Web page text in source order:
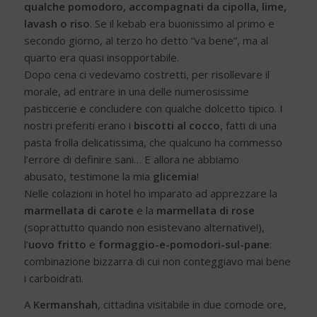
qualche pomodoro, accompagnati da cipolla, lime,
lavash o riso. Se il kebab era buonissimo al primo e
secondo giorno, al terzo ho detto ”va bene”, ma al
quarto era quasi insopportabile.
Dopo cena ci vedevamo costretti, per risollevare il
morale, ad entrare in una delle numerosissime
pasticcerie e concludere con qualche dolcetto tipico. I
nostri preferiti erano i biscotti al cocco, fatti di una
pasta frolla delicatissima, che qualcuno ha commesso
l’errore di definire sani… E allora ne abbiamo
abusato, testimone la mia glicemia!
Nelle colazioni in hotel ho imparato ad apprezzare la
marmellata di carote e la marmellata di rose
(soprattutto quando non esistevano alternative!),
l’uovo fritto e formaggio-e-pomodori-sul-pane:
combinazione bizzarra di cui non conteggiavo mai bene
i carboidrati.
A Kermanshah, cittadina visitabile in due comode ore,